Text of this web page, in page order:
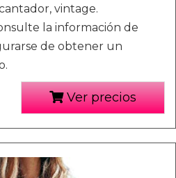
vintage.
la información de
de obtener un
Ver precios